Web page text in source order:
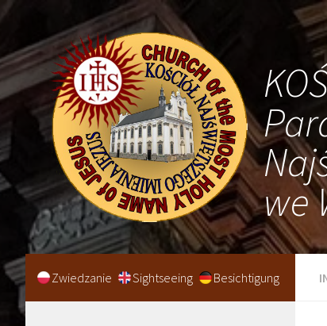
we
Zwiedzanie Sightseeing Besichtigung